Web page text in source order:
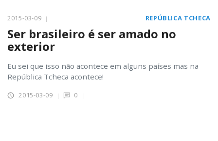
2015-03-09 REPÚBLICA TCHECA
Ser brasileiro é ser amado no
exterior
Eu sei que isso não acontece em alguns países mas na
República Tcheca acontece!
2015-03-09 0